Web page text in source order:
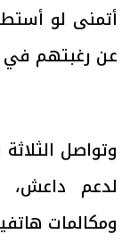
عن رغبتهم في
لدعم داعش،
ومكالمات